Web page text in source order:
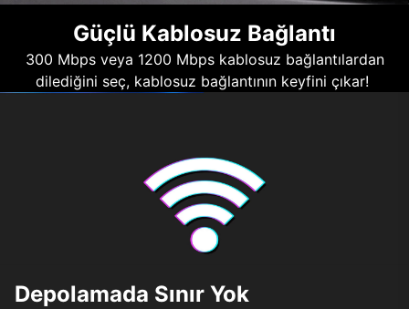
Güçlü Kablosuz Bağlantı
300 Mbps veya 1200 Mbps kablosuz bağlantılardan
dilediğini seç, kablosuz bağlantının keyfini çıkar!
Depolamada Sınır Yok